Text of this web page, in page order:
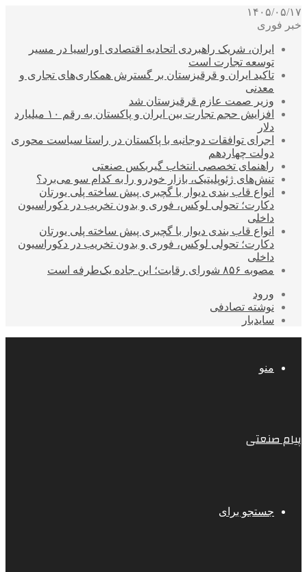
۱۴۰۵/۰۵/۱۷
خبر فوری
ایران، شریک راهبردی اتحادیه اقتصادی اوراسیا در مسیر
توسعه تجارت است
تاکید ایران و قرقیزستان بر گسترش همکاری‌های تجاری و
معدنی
وزیر صمت عازم قرقیزستان شد
افزایش حجم تجارت بین ایران و پاکستان به رقم ۱۰ میلیارد
دلار
اجرای توافقات دوجانبه با پاکستان در راستا سیاست محوری
دولت چهاردهم
راهنمای تخصصی انتخاب گیربکس صنعتی
تنش‌های ژئوپلیتیک، بازار خودرو را به کدام سو می‌برد؟
انواع قاب بندی دیوار با گچبری پیش ساخته پلی یورتان
دکارت؛ تحولی لوکس، فوری و بدون تخریب در دکوراسیون
داخلی
انواع قاب بندی دیوار با گچبری پیش ساخته پلی یورتان
دکارت؛ تحولی لوکس، فوری و بدون تخریب در دکوراسیون
داخلی
مصوبه ۸۵۶ شورای رقابت؛ این جاده یک‌طرفه است
ورود
نوشته تصادفی
سایدبار
منو
پیام صنعتی
جستجو برای